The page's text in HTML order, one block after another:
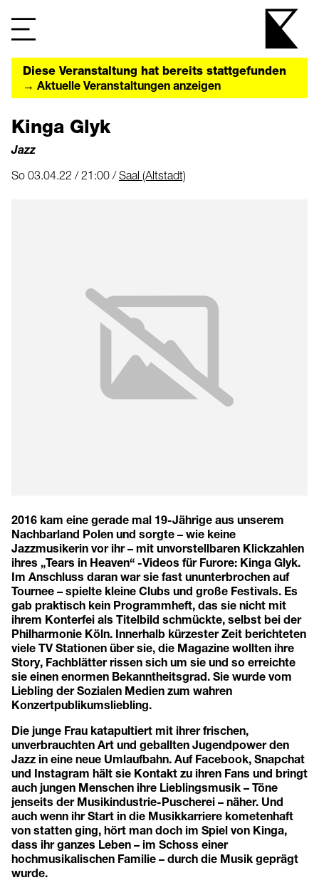
Diese Veranstaltung hat bereits stattgefunden
→ Aktuelle Veranstaltungen anzeigen
Kinga Glyk
Jazz
So 03.04.22 / 21:00 /Saal (Altstadt)
2016 kam eine gerade mal 19-Jährige aus unserem
Nachbarland Polen und sorgte – wie keine
Jazzmusikerin vor ihr – mit unvorstellbaren Klickzahlen
ihres „Tears in Heaven“ -Videos für Furore: Kinga Glyk.
Im Anschluss daran war sie fast ununterbrochen auf
Tournee – spielte kleine Clubs und große Festivals. Es
gab praktisch kein Programmheft, das sie nicht mit
ihrem Konterfei als Titelbild schmückte, selbst bei der
Philharmonie Köln. Innerhalb kürzester Zeit berichteten
viele TV Stationen über sie, die Magazine wollten ihre
Story, Fachblätter rissen sich um sie und so erreichte
sie einen enormen Bekanntheitsgrad. Sie wurde vom
Liebling der Sozialen Medien zum wahren
Konzertpublikumsliebling.
Die junge Frau katapultiert mit ihrer frischen,
unverbrauchten Art und geballten Jugendpower den
Jazz in eine neue Umlaufbahn. Auf Facebook, Snapchat
und Instagram hält sie Kontakt zu ihren Fans und bringt
auch jungen Menschen ihre Lieblingsmusik – Töne
jenseits der Musikindustrie-Puscherei – näher. Und
auch wenn ihr Start in die Musikkarriere kometenhaft
von statten ging, hört man doch im Spiel von Kinga,
dass ihr ganzes Leben – im Schoss einer
hochmusikalischen Familie – durch die Musik geprägt
wurde.